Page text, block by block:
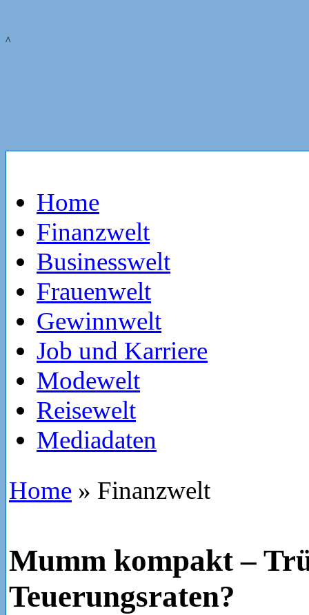
^
Home
Finanzwelt
Businesswelt
Frauenwelt
Gewinnwelt
Job und Karriere
Modewelt
Reisewelt
Mediadaten
Home » Finanzwelt
Mumm kompakt –
Teuerungsraten?